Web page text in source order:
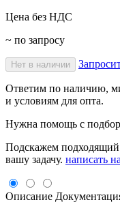
Цена без НДС
~ по запросу
Нет в наличии
Ответим по наличию,
и условиям для опта.
Нужна помощь с
Подскажем подходящий
вашу задачу. написать
Описание